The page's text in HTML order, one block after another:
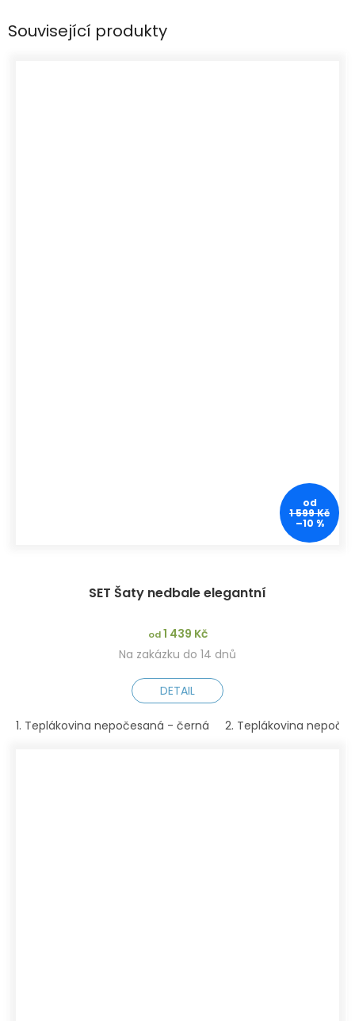
Související produkty
od
1 599 Kč
–10 %
SET Šaty nedbale elegantní
od1 439 Kč
Na zakázku do 14 dnů
DETAIL
1. Teplákovina nepočesaná - černá 2. Teplákovina